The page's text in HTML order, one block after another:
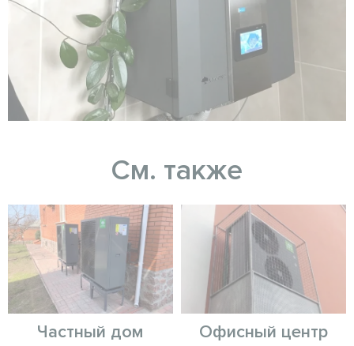
См. также
Частный дом Офисный центр